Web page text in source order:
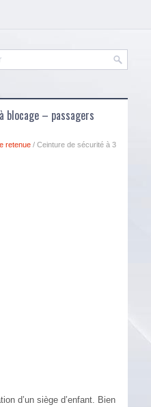
blocage – passagers
retenue / Ceinture de sécurité à 3
d’un siège d’enfant. Bien